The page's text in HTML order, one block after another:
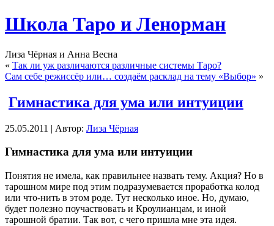
Школа Таро и Ленорман
Лиза Чёрная и Анна Весна
« Так ли уж различаются различные системы Таро?
Сам себе режиссёр или… создаём расклад на тему «Выбор» »
Гимнастика для ума или интуиции
25.05.2011 | Автор: Лиза Чёрная
Гимнастика для ума или интуиции
Понятия не имела, как правильнее назвать тему. Акция? Но в
тарошном мире под этим подразумевается проработка колод
или что-нить в этом роде. Тут несколько иное. Но, думаю,
будет полезно поучаствовать и Кроулианцам, и иной
тарошной братии. Так вот, с чего пришла мне эта идея.